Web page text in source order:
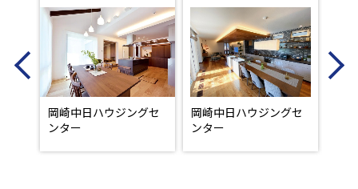
Previous
岡崎中日ハウジングセ
ンター
岡崎中日ハウジングセ
ンター